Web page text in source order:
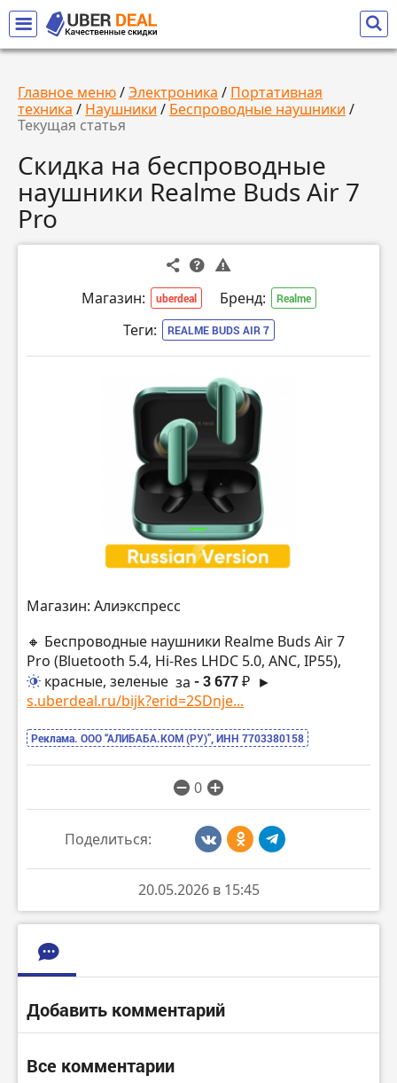
Главное меню/Электроника / Портативная
техника / Наушники / Беспроводные наушники /
Текущая статья
Скидка на беспроводные
наушники Realme Buds Air 7
Pro
Магазин: uberdeal Бренд: Realme
Теги: REALME BUDS AIR 7
Магазин: Алиэкспресс
🔸 Беспроводные наушники Realme Buds Air 7
Pro (Bluetooth 5.4, Hi-Res LHDC 5.0, ANC, IP55),
красные, зеленые за - 3 677 ₽ ►
s.uberdeal.ru/bijk?erid=2SDnje...
Реклама. ООО “АЛИБАБА.КОМ (РУ)”, ИНН 7703380158
0
Поделиться:
20.05.2026 в 15:45
Добавить комментарий
Все комментарии